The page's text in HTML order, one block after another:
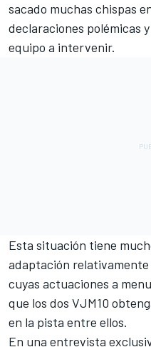
sacado muchas chispas
declaraciones polémicas
equipo a intervenir.
Esta situación tiene
adaptación
cuyas actuaciones a
que los dos VJM10
en la pista entre ellos.
En una entrevista